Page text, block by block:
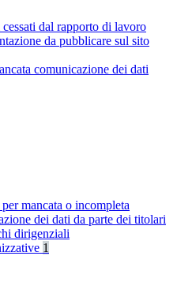
dal rapporto di lavoro
da pubblicare sul sito
comunicazione dei dati
mancata o incompleta
dei dati da parte dei titolari
dirigenziali
1